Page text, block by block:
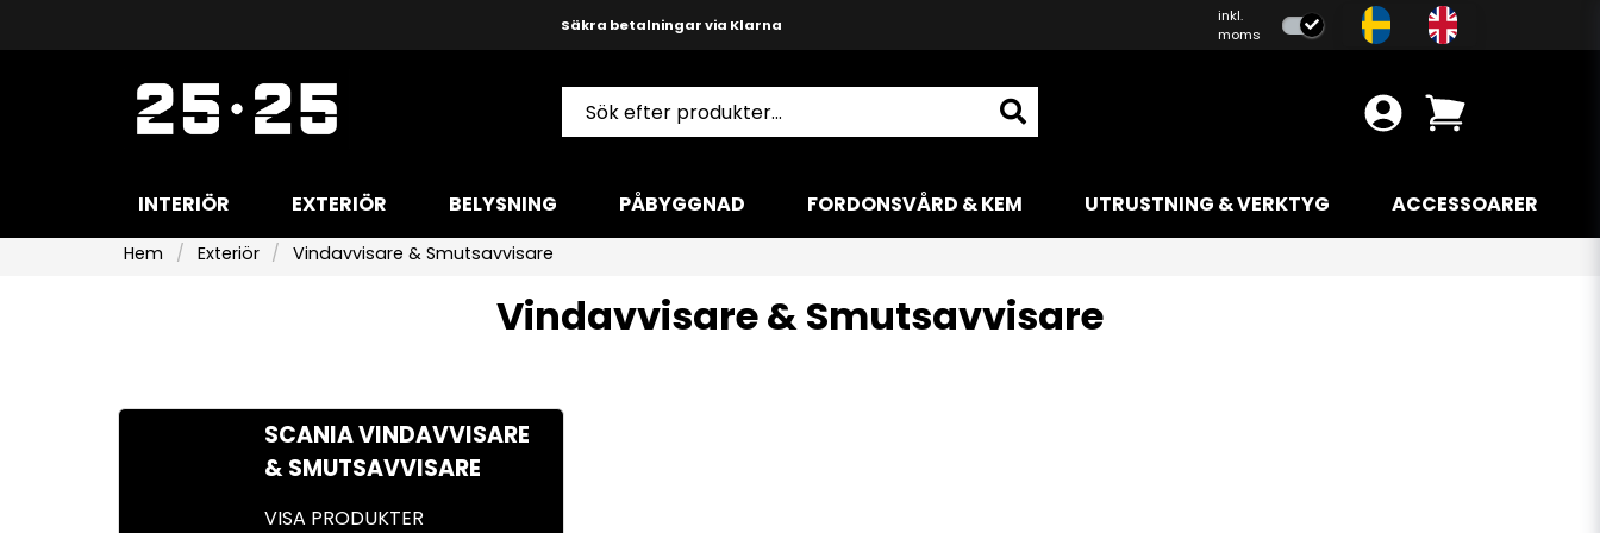
Säkra betalningar via Klarna
Produktkunnig och hjälpsam support
inkl.
moms
INTERIÖR EXTERIÖR BELYSNING PÅBYGGNAD FORDONSVÅRD & KEM UTRUSTNING & VERKTYG ACCESSOARER
Hem Exteriör Vindavvisare & Smutsavvisare
Vindavvisare & Smutsavvisare
SCANIA VINDAVVISARE
& SMUTSAVVISARE
VISA PRODUKTER